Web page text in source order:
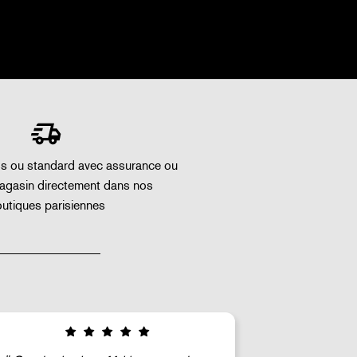
ou standard avec assurance ou
directement dans nos
parisiennes